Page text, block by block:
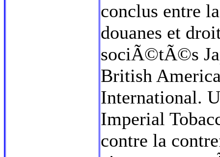
conclus entre
douanes et
sociÃ©tÃ©s
British
International.
Imperial
contre la